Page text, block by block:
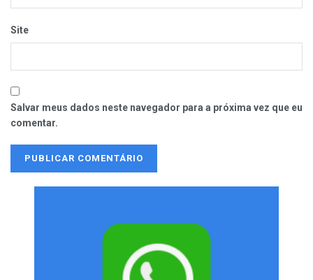
Site
Salvar meus dados neste navegador para a próxima vez que eu
comentar.